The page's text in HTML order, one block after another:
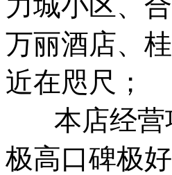
万丽酒店、
近在咫尺；
本店经营
极高口碑极